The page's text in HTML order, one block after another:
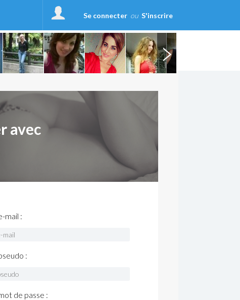
Se connecter ou S'inscrire
avec
mail :
:
de passe :